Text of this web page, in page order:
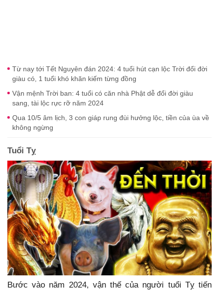
Từ nay tới Tết Nguyên đán 2024: 4 tuổi hút cạn lộc Trời đổi đời
giàu có, 1 tuổi khó khăn kiếm từng đồng
Vận mệnh Trời ban: 4 tuổi có căn nhà Phật dễ đổi đời giàu
sang, tài lộc rực rỡ năm 2024
Qua 10/5 âm lịch, 3 con giáp rung đùi hưởng lộc, tiền của ùa về
không ngừng
Tuổi Tỵ
Bước vào năm 2024, vận thế của người tuổi Tỵ tiến